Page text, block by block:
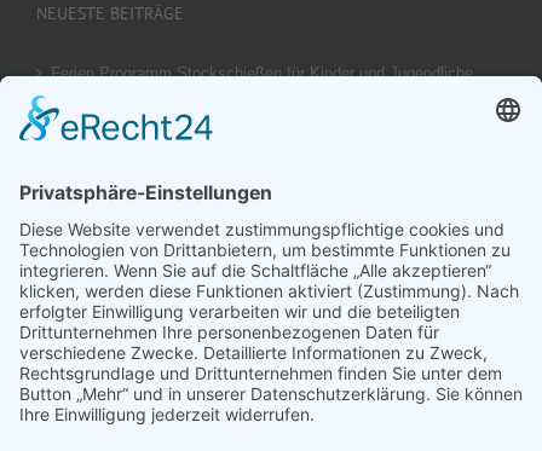
NEUESTE BEITRÄGE
Ferien Programm Stockschießen für Kinder und Jugendliche
Brotzeit Turnier Stocksport zur Einweihung der Flutlichtanlage
am 18. September 2026
Offener Vereinspokal Stockschießen am So 13.09.2026 für
Gruppen Vereine und Familien
Jugend-Girgl – U14 – Turnier Stocksport Ausschreibung und
Startliste für 04. Juli